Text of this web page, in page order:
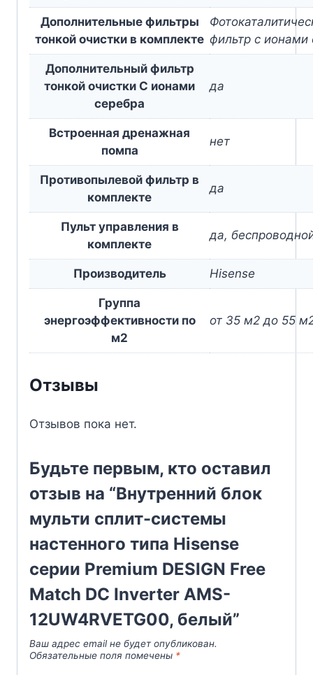
Дополнительные фильтры
тонкой очистки в комплекте фильтр с ионами
Дополнительный фильтр
тонкой очистки С ионами
серебра
да
Встроенная дренажная
помпа
нет
Противопылевой фильтр в
комплекте
да
Пульт управления в
комплекте
да,
Производитель Hisense
Группа
энергоэффективности по
м2
от 35 м2 до 55
Отзывы
Отзывов пока нет.
Будьте первым, кто оставил
отзыв на “Внутренний блок
мульти сплит-системы
настенного типа Hisense
серии Premium DESIGN Free
Match DC Inverter AMS-
12UW4RVETG00, белый”
Ваш адрес email не будет опубликован.
Обязательные поля помечены *